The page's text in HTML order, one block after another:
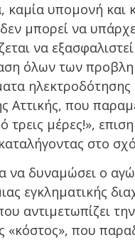
καμία υπομονή και
μπορεί να
να
όλων των
ηλεκτροδότησης
Αττικής, που
τρεις μέρες!»,
καταλήγοντας στο
να δυναμώσει ο
εγκληματικής
αντιμετωπίζει
που